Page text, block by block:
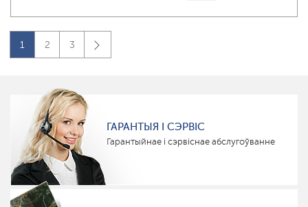
1 2 3
ГАРАНТЫЯ І СЭРВІС
Гарантыйнае і сэрвіснае абслугоўванне